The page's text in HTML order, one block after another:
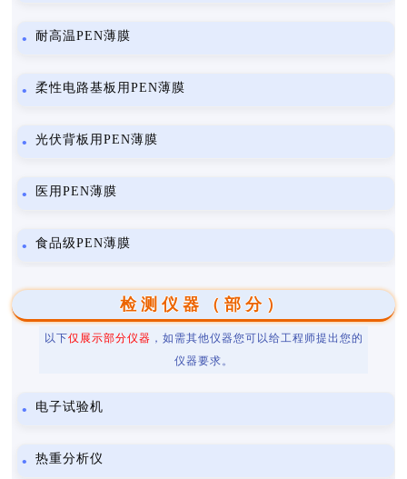
耐高温PEN薄膜
柔性电路基板用PEN薄膜
光伏背板用PEN薄膜
医用PEN薄膜
食品级PEN薄膜
检测仪器（部分）
以下仅展示部分仪器 ，如需其他仪器您可以给工程师提出您的
仪器要求。
电子试验机
热重分析仪